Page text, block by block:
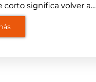
corto significa volver a…